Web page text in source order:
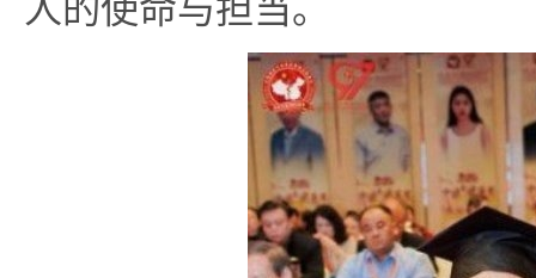
人的使命与担当。